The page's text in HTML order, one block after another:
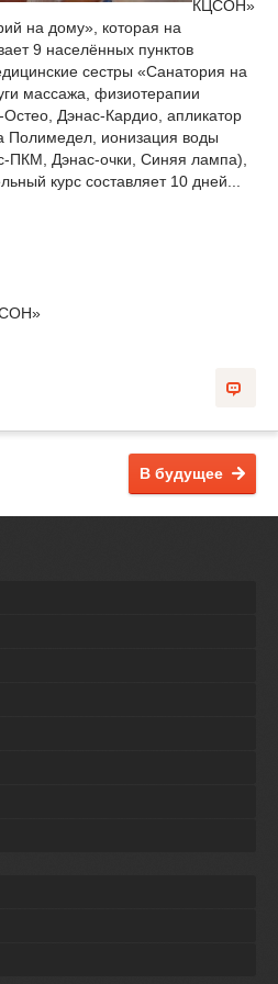
КЦСОН»
на дому», которая на
9 населённых пунктов
сестры «Санатория на
массажа, физиотерапии
Дэнас-Кардио, апликатор
Полимедел, ионизация воды
ПКМ, Дэнас-очки, Синяя лампа),
курс составляет 10 дней...
В будущее